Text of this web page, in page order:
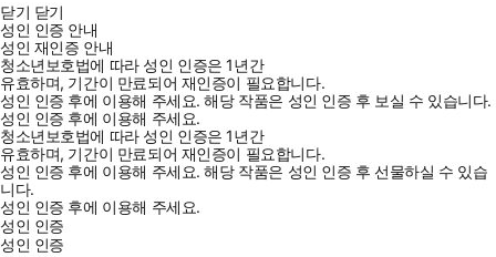
닫기 닫기
성인 인증 안내
성인 재인증 안내
청소년보호법에 따라 성인 인증은 1년간
유효하며, 기간이 만료되어 재인증이 필요합니다.
성인 인증 후에 이용해 주세요.해당 작품은 성인 인증 후 보실 수 있습니다.
성인 인증 후에 이용해 주세요.
청소년보호법에 따라 성인 인증은 1년간
유효하며, 기간이 만료되어 재인증이 필요합니다.
성인 인증 후에 이용해 주세요.해당 작품은 성인 인증 후 선물하실 수 있습
니다.
성인 인증 후에 이용해 주세요.
성인 인증
성인 인증